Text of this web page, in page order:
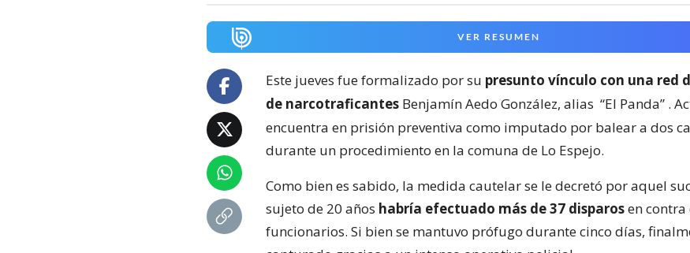
VER RESUMEN
Este jueves fue formalizado por su presunto vínculo con una red
de narcotraficantes Benjamín Aedo González, alias “El Panda” .
encuentra en prisión preventiva como imputado por balear a dos
durante un procedimiento en la comuna de Lo Espejo.
Como bien es sabido, la medida cautelar se le decretó por aquel
sujeto de 20 años habría efectuado más de 37 disparosen contra
funcionarios. Si bien se mantuvo prófugo durante cinco días,